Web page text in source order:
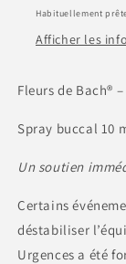
Habituellement
Afficher les
Fleurs de Bach®
Spray buccal 10
Un soutien
Certains
déstabiliser
Urgences a été